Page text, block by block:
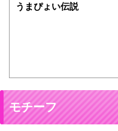
うまぴょい伝説
モチーフ